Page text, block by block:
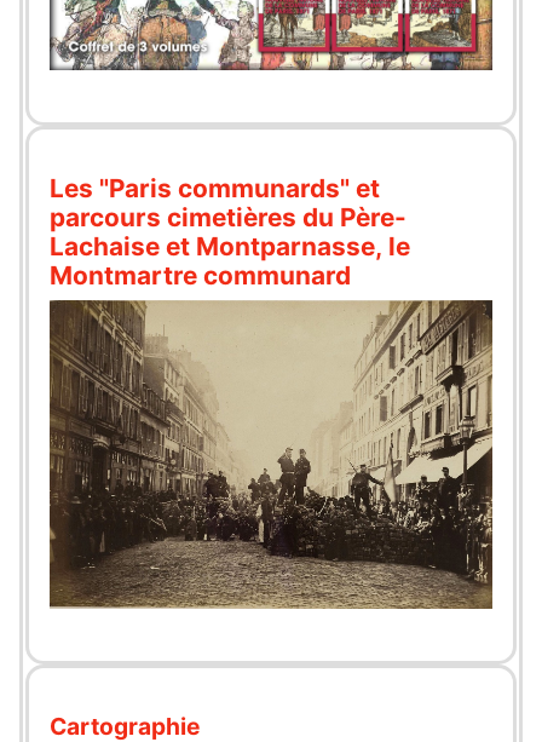
Les "Paris communards" et
parcours cimetières du Père-
Lachaise et Montparnasse, le
Montmartre communard
Cartographie